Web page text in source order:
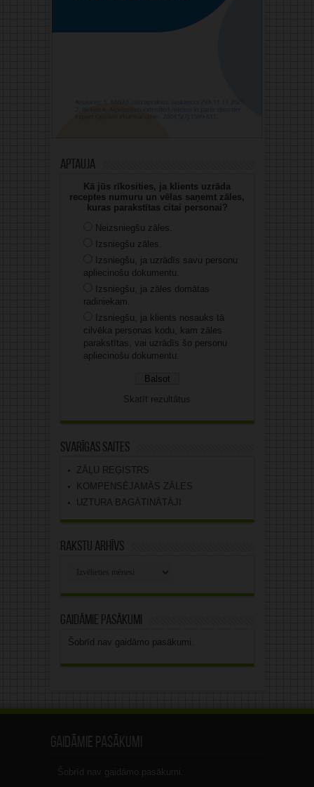
Aptauja
Kā jūs rīkosities, ja klients uzrāda
receptes numuru un vēlas saņemt zāles,
kuras parakstītas citai personai?
Neizsniegšu zāles.
Izsniegšu zāles.
Izsniegšu, ja uzrādīs savu personu
apliecinošu dokumentu.
Izsniegšu, ja zāles domātas
radiniekam.
Izsniegšu, ja klients nosauks tā
cilvēka personas kodu, kam zāles
parakstītas, vai uzrādīs šo personu
apliecinošu dokumentu.
Skatīt rezultātus
Svarīgas saites
ZĀĻU REĢISTRS
KOMPENSĒJAMĀS ZĀLES
UZTURA BAGĀTINĀTĀJI
Rakstu arhīvs
Gaidāmie pasākumi
Šobrīd nav gaidāmo pasākumi.
Gaidāmie pasākumi
Šobrīd nav gaidāmo pasākumi.